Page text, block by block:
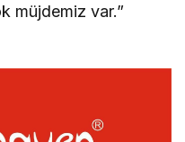
müjdemiz var.”